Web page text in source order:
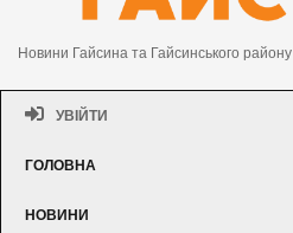
Новини Гайсина та Гайсинського району
УВІЙТИ
ГОЛОВНА
НОВИНИ